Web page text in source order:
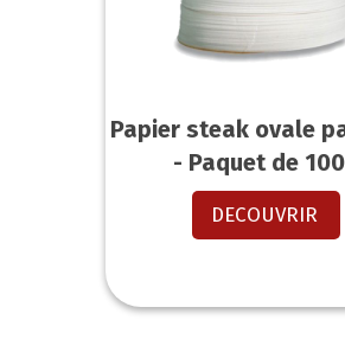
Papier steak ovale
- Paquet de
DECOUVRIR